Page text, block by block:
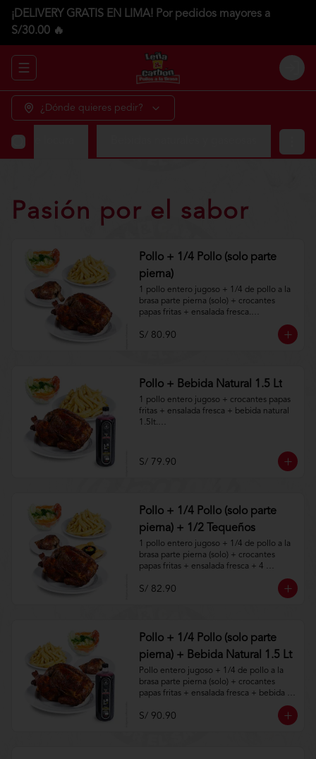
¡DELIVERY GRATIS EN LIMA! Por pedidos mayores a
S/30.00 🔥
Abrir menu de navegación Login
¿Dónde quieres pedir?
de locura
Pasión por el sabor
Pollo + 1/4 Pollo (solo parte
pierna)
1 pollo entero jugoso + 1/4 de pollo a la
brasa parte pierna (solo) + crocantes
papas fritas + ensalada fresca.
Aplica terminos y
condiciones.https://www.lenaycarbon.co
S/ 80.90
Pollo + Bebida Natural 1.5 Lt
1 pollo entero jugoso + crocantes papas
fritas + ensalada fresca + bebida natural
1.5lt.
condiciones.https://www.lenaycarbon.co
m/TYCGenerales
S/ 79.90
Pollo + 1/4 Pollo (solo parte
pierna) + 1/2 Tequeños
1 pollo entero jugoso + 1/4 de pollo a la
brasa parte pierna (solo) + crocantes
papas fritas + ensalada fresca + 4
S/ 82.90
Pollo + 1/4 Pollo (solo parte
pierna) + Bebida Natural 1.5 Lt
Pollo entero jugoso + 1/4 de pollo a la
brasa parte pierna (solo) + crocantes
papas fritas + ensalada fresca + bebida
S/ 90.90